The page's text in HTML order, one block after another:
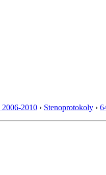
2006-2010 › Stenoprotokoly ›